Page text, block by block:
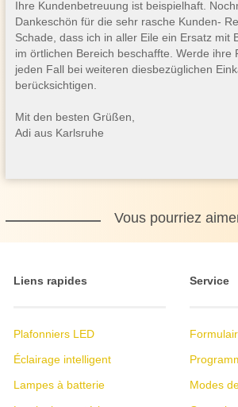
Ihre Kundenbetreuung ist beispielhaft.
Dankeschön für die sehr rasche Kunden-
Schade, dass ich in aller Eile ein Ersatz mit
im örtlichen Bereich beschaffte. Werde ihre
jeden Fall bei weiteren diesbezüglichen
berücksichtigen.
Mit den besten Grüßen,
Adi aus Karlsruhe
Vous pourriez
Liens rapides
Plafonniers LED
Éclairage intelligent
Lampes à batterie
Service
Modes